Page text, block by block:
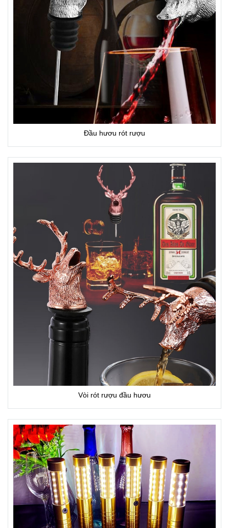
Đầu hươu rót rượu
Vòi rót rượu đầu hươu